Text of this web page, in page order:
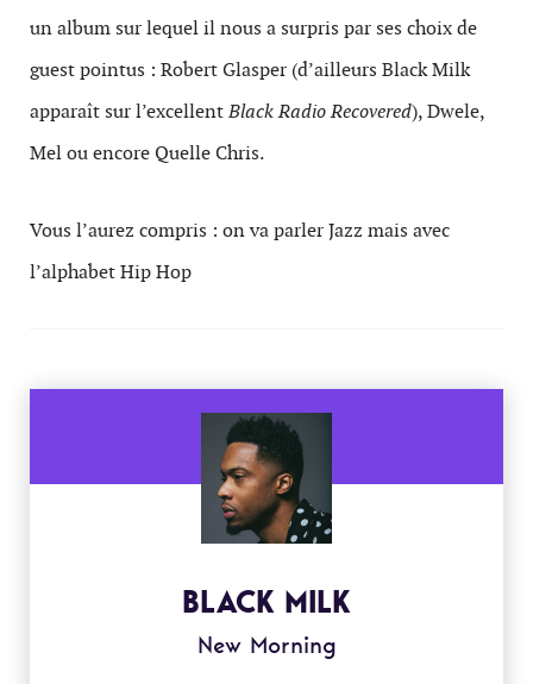
un album sur lequel il nous a surpris par ses choix de
guest pointus : Robert Glasper (d’ailleurs Black Milk
apparaît sur l’excellentBlack Radio Recovered), Dwele,
Mel ou encore Quelle Chris.
Vous l’aurez compris : on va parler Jazz mais avec
l’alphabet Hip Hop
BLACK MILK
New Morning